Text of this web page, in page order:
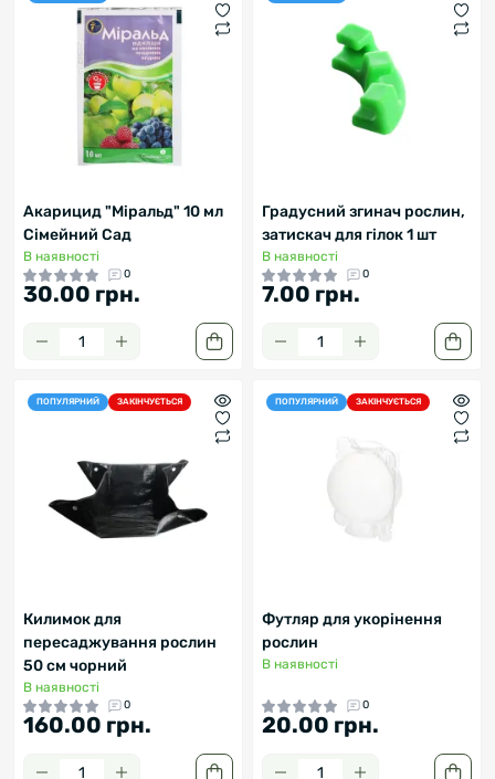
Акарицид "Міральд" 10 мл
Сімейний Сад
В наявності
0
30.00 грн.
Градусний згинач рослин,
затискач для гілок 1 шт
В наявності
0
7.00 грн.
ПОПУЛЯРНИЙ ЗАКІНЧУЄТЬСЯ
Килимок для
пересаджування рослин
50 см чорний
В наявності
0
160.00 грн.
ПОПУЛЯРНИЙ ЗАКІНЧУЄТЬСЯ
Футляр для укорінення
рослин
В наявності
0
20.00 грн.